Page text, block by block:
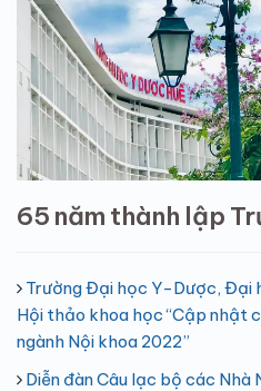
65 năm thành lập
Trường Đại học Y-Dược, Đại
Hội thảo khoa học “Cập nhật
ngành Nội khoa 2022”
Diễn đàn Câu lạc bộ các Nhà